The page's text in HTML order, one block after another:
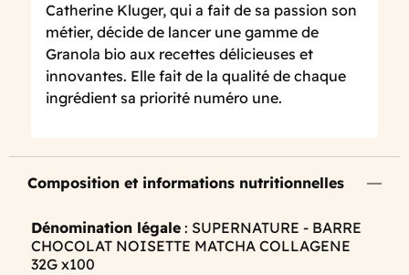
Catherine Kluger, qui a fait de sa passion son
métier, décide de lancer une gamme de
Granola bio aux recettes délicieuses et
innovantes. Elle fait de la qualité de chaque
ingrédient sa priorité numéro une.
Composition et informations nutritionnelles
Dénomination légale : SUPERNATURE - BARRE
CHOCOLAT NOISETTE MATCHA COLLAGENE
32G x100